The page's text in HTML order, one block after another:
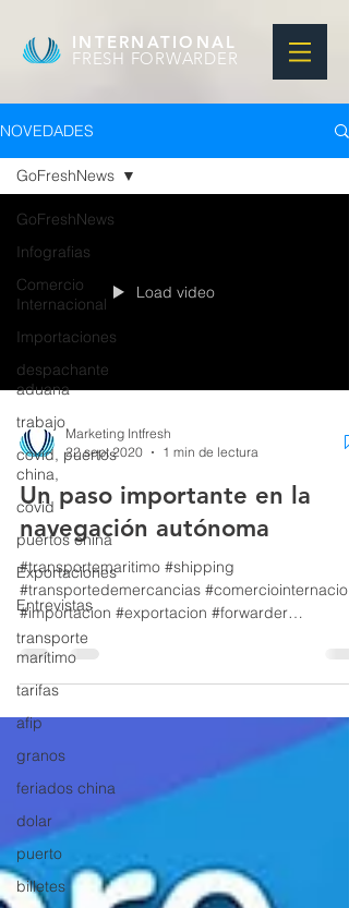
INTERNATIONAL
FRESH FORWARDER
NOVEDADES
GoFreshNews
Infografias
Comercio
Internacional
Importaciones
despachante
aduana
trabajo
covid, puertos
china,
covid
puertos china
Exportaciones
Entrevistas
transporte
marítimo
tarifas
afip
granos
feriados china
dolar
puerto
billetes
GoFreshNews
Load video
Marketing Intfresh
22 sept 2020
1 min de lectura
Un paso importante en la
navegación autónoma
#transportemaritimo #shipping
#transportedemercancias
#importacion #exportacion #forwarder
#supplychain Sin dudas...